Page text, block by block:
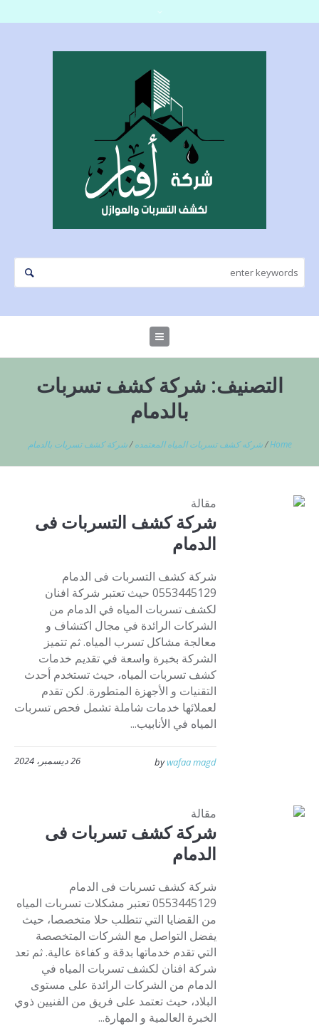
التصنيف:شركة كشف تسربات
بالدمام
Home
/شركه كشف تسربات المياه المعتمده /شركة كشف تسربات بالدمام
مقالة
شركة كشف التسربات فى
الدمام
شركة كشف التسربات فى الدمام
0553445129 حيث تعتبر شركة افنان
لكشف تسربات المياه في الدمام من
الشركات الرائدة في مجال اكتشاف و
معالجة مشاكل تسرب المياه. ثم تتميز
الشركة بخبرة واسعة في تقديم خدمات
كشف تسربات المياه، حيث تستخدم أحدث
التقنيات و الأجهزة المتطورة. لكن تقدم
لعملائها خدمات شاملة تشمل فحص تسربات
المياه في الأنابيب...
26 ديسمبر، 2024 bywafaa magd
مقالة
شركة كشف تسربات فى
الدمام
شركة كشف تسربات فى الدمام
0553445129 تعتبر مشكلات تسربات المياه
من القضايا التي تتطلب حلا متخصصا، حيث
يفضل التواصل مع الشركات المتخصصة
التي تقدم خدماتها بدقة و كفاءة عالية. ثم تعد
شركة افنان لكشف تسربات المياه في
الدمام من الشركات الرائدة على مستوى
البلاد، حيث تعتمد على فريق من الفنيين ذوي
الخبرة العالمية و المهارة...